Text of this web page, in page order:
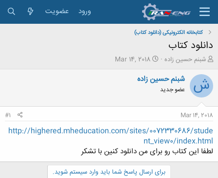
ورود عضویت
کتابخانه الکترونیکی (دانلود کتاب)
دانلود کتاب
ش
و
ع
ک
ه
م
و
ض
و
شبنم حسین زاده
ت
ر
ی
ع
Mar 14, 2018
ش شبنم حسین زاده
عضو جدید
Mar 14, 2018
#1
http://highered.mheducation.com/sites/0072330686/stude
nt_view0/index.html
لطفا این کتاب رو برای من دانلود کنین با تشکر
برای ارسال پاسخ شما باید وارد سیستم شوید.